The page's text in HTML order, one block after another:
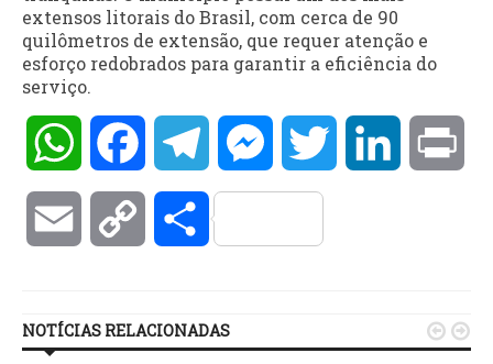
extensos litorais do Brasil, com cerca de 90
quilômetros de extensão, que requer atenção e
esforço redobrados para garantir a eficiência do
serviço.
WhatsAppFacebookTelegramMessengerTwitter LinkedIn
Email Copy Compartilhar
NOTÍCIAS RELACIONADAS  